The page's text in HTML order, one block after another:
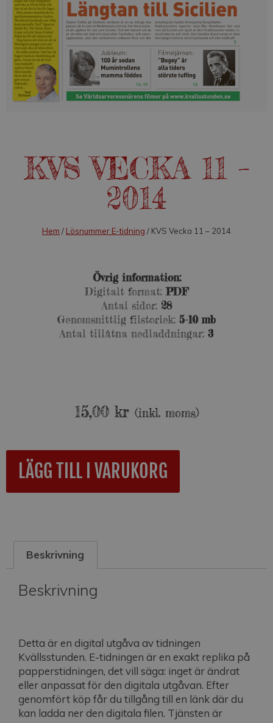
KVS VECKA 11 –
2014
Hem / Lösnummer E-tidning / KVS Vecka 11 – 2014
Övrig information:
Digitalt format: PDF
Antal sidor: 28
Genomsnittlig filstorlek: 5-10 mb
Antal tillåtna nedladdningar: 3
15,00 kr (inkl. moms)
LÄGG TILL I VARUKORG
i
Beskrivning
Beskrivning
Detta är en digital utgåva av tidningen
Kvällsstunden. E-tidningen är en exakt replika på
papperstidningen, det vill säga: inget är ändrat
eller anpassat för den digitala utgåvan. Efter
genomfört köp får du tillgång till en länk där du
kan ladda ner den digitala filen. Tjänsten är